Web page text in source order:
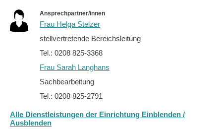
Ansprechpartner/innen
Frau Helga Stelzer
stellvertretende Bereichsleitung
Tel.: 0208 825-3368
Frau Sarah Langhans
Sachbearbeitung
Tel.: 0208 825-2791
Alle Dienstleistungen der Einrichtung Einblenden /
Ausblenden